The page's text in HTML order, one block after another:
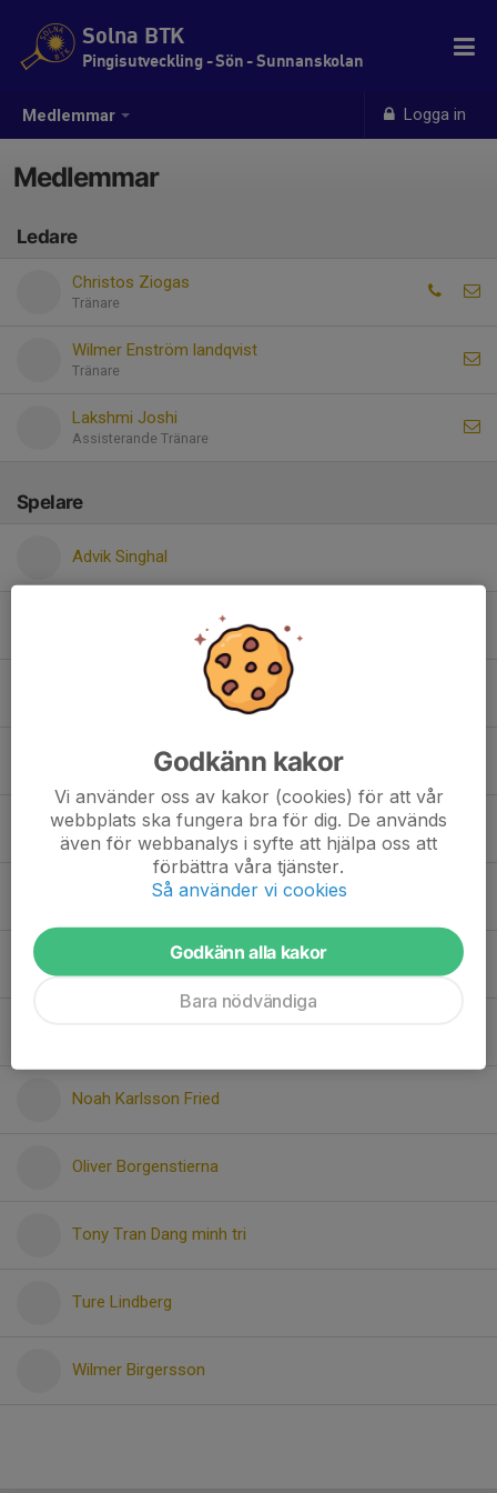
Medlemmar Logga in
Solna BTK
Pingisutveckling - Sön - Sunnanskolan
Medlemmar
Ledare
Christos Ziogas
Tränare
Wilmer Enström landqvist
Tränare
Lakshmi Joshi
Assisterande Tränare
Spelare
Advik Singhal
Javier Tjahjanto
Jayden Cadet
Kian Nematshahi
Leo Karlsson Fried
Noah Karlsson Fried
Oliver Borgenstierna
Tony Tran Dang minh tri
Ture Lindberg
Wilmer Birgersson
Godkänn kakor
Vi använder oss av kakor (cookies) för att vår
webbplats ska fungera bra för dig. De används
även för webbanalys i syfte att hjälpa oss att
förbättra våra tjänster.
Så använder vi cookies
Godkänn alla kakor
Bara nödvändiga